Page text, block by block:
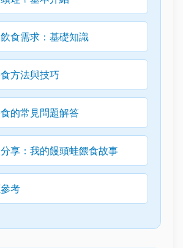
食需求：基礎知識
方法與技巧
的常見問題解答
享：我的饅頭蛙餵食故事
考